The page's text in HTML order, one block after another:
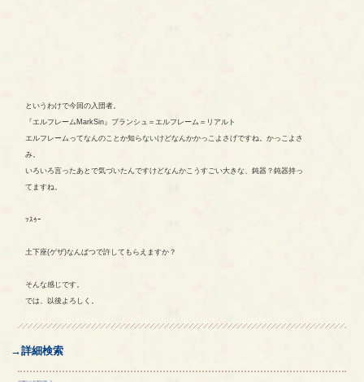
というわけで今回の入団者。
『エルフレームMarkSin』ブランシュ＝エルフレーム＝リアルト
エルフレームってなんのことか知らないけどなんかかっこよさげですね。かっこよさ
み。
いろいろ言ったあとで気づいたんですけどなんかこうすごい大きな、鈍器？鈍器持っ
てますね。
ｯｽｩｰ
土下座(ゲザ)なんぱつで許してもらえますか？
そんな感じです。
では、以後よろしく。
→詳細検索